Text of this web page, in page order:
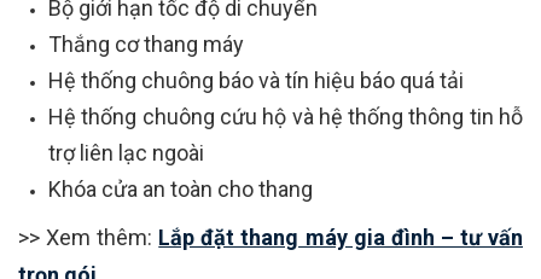
Bộ giới hạn tốc độ di chuyển
Thắng cơ thang máy
Hệ thống chuông báo và tín hiệu báo quá tải
Hệ thống chuông cứu hộ và hệ thống thông tin hỗ
trợ liên lạc ngoài
Khóa cửa an toàn cho thang
>> Xem thêm: Lắp đặt thang máy gia đình – tư vấn